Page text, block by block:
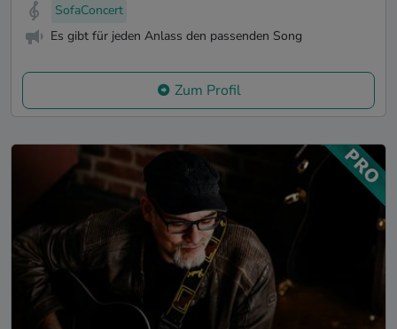
SofaConcert
Es gibt für jeden Anlass den passenden Song
Zum Profil